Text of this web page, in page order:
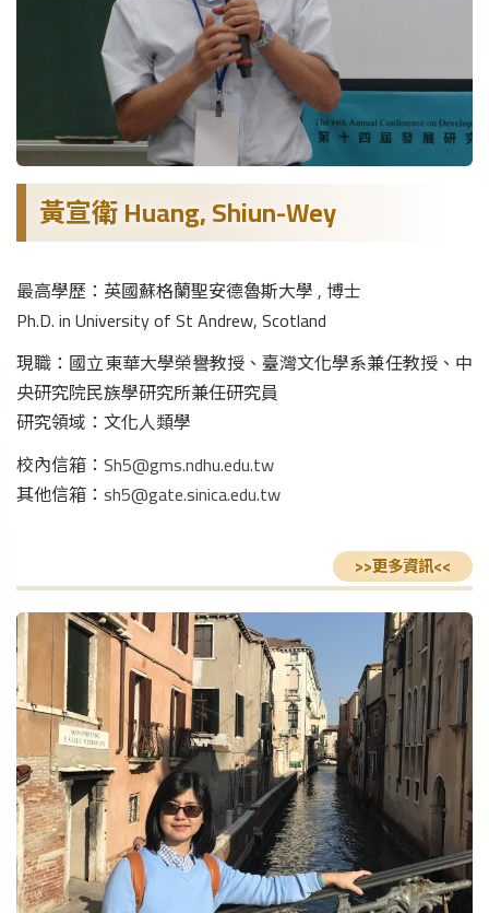
黃宣衛 Huang, Shiun-Wey
最高學歷：英國蘇格蘭聖安德魯斯大學 , 博士
Ph.D. in University of St Andrew, Scotland
現職：國立東華大學榮譽教授、臺灣文化學系兼任教授、中
央研究院民族學研究所兼任研究員
研究領域：文化人類學
校內信箱：Sh5@gms.ndhu.edu.tw
其他信箱：sh5@gate.sinica.edu.tw